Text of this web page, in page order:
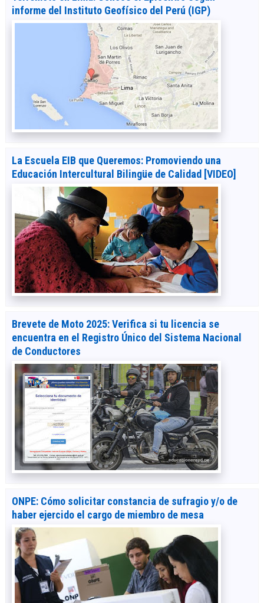
informe del Instituto Geofísico del Perú (IGP)
La Escuela EIB que Queremos: Promoviendo una
Educación Intercultural Bilingüe de Calidad [VIDEO]
Brevete de Moto 2025: Verifica si tu licencia se
encuentra en el Registro Único del Sistema Nacional
de Conductores
ONPE: Cómo solicitar constancia de sufragio y/o de
haber ejercido el cargo de miembro de mesa